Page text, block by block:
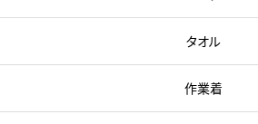
タオル
作業着